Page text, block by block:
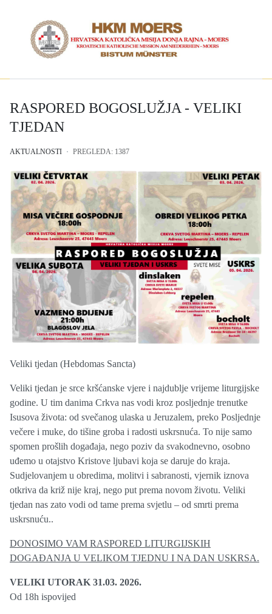
RASPORED BOGOSLUŽJA - VELIKI
TJEDAN
AKTUALNOSTI PREGLEDA: 1387
Veliki tjedan (Hebdomas Sancta)
Veliki tjedan je srce kršćanske vjere i najdublje vrijeme liturgijske
godine. U tim danima Crkva nas vodi kroz posljednje trenutke
Isusova života: od svečanog ulaska u Jeruzalem, preko Posljednje
večere i muke, do tišine groba i radosti uskrsnuća. To nije samo
spomen prošlih događaja, nego poziv da svakodnevno, osobno
uđemo u otajstvo Kristove ljubavi koja se daruje do kraja.
Sudjelovanjem u obredima, molitvi i sabranosti, vjernik iznova
otkriva da križ nije kraj, nego put prema novom životu. Veliki
tjedan nas zato vodi od tame prema svjetlu – od smrti prema
uskrsnuću..
DONOSIMO VAM RASPORED LITURGIJSKIH
DOGAĐANJA U VELIKOM TJEDNU I NA DAN USKRSA.
VELIKI UTORAK 31.03. 2026.
Od 18h ispovijed